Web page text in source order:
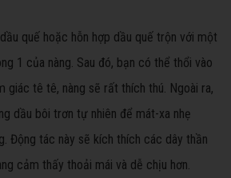
quế hoặc hỗn hợp dầu quế trộn với một
1 của nàng. Sau đó, bạn có thể thổi vào
giác tê tê, nàng sẽ rất thích thú. Ngoài ra,
dầu bôi trơn tự nhiên để mát-xa nhẹ
Động tác này sẽ kích thích các dây thần
cảm thấy thoải mái và dễ chịu hơn.